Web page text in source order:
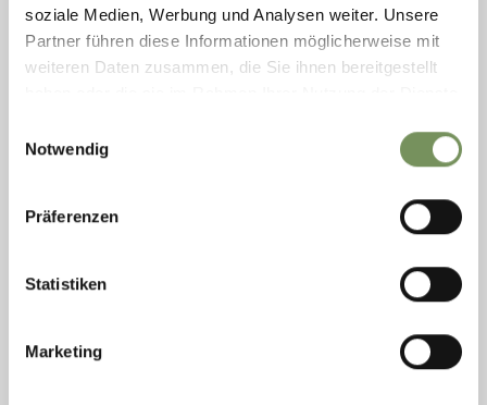
soziale Medien, Werbung und Analysen weiter. Unsere
Partner führen diese Informationen möglicherweise mit
weiteren Daten zusammen, die Sie ihnen bereitgestellt
Notwendig
Präferenzen
Statistiken
Marketing